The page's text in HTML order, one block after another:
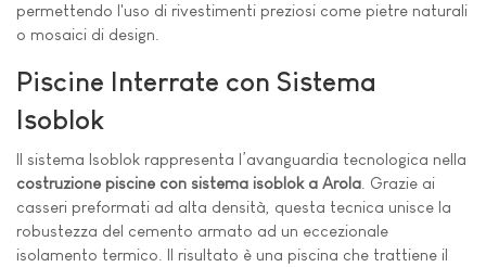
permettendo l'uso di rivestimenti preziosi come pietre naturali
o mosaici di design.
Piscine Interrate con Sistema
Isoblok
Il sistema Isoblok rappresenta l’avanguardia tecnologica nella
costruzione piscine con sistema isoblok a Arola . Grazie ai
casseri preformati ad alta densità, questa tecnica unisce la
robustezza del cemento armato ad un eccezionale
isolamento termico. Il risultato è una piscina che trattiene il